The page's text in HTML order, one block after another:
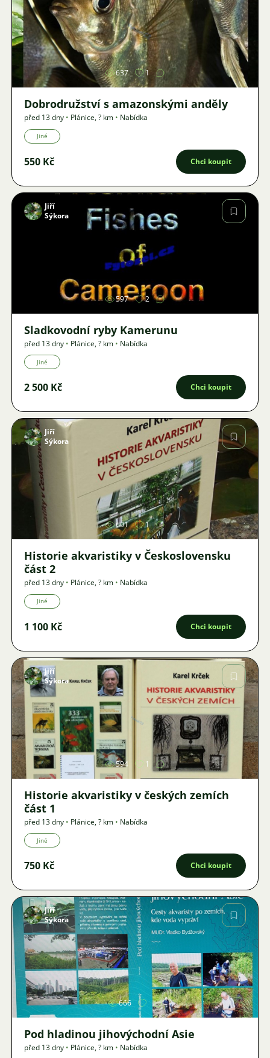
Obrázek
637 1
Dobrodružství s amazonskými anděly
před 13 dny • Plánice,? km • Nabídka
Jiné
550 Kč Chci koupit
Obrázek
Jiří
Sýkora
597 2
Sladkovodní ryby Kamerunu
před 13 dny • Plánice,? km • Nabídka
Jiné
2 500 Kč Chci koupit
Obrázek
Jiří
Sýkora
601 1
Historie akvaristiky v Československu
část 2
před 13 dny • Plánice,? km • Nabídka
Jiné
1 100 Kč Chci koupit
Obrázek
Jiří
Sýkora
594 1
Historie akvaristiky v českých zemích
část 1
před 13 dny • Plánice,? km • Nabídka
Jiné
750 Kč Chci koupit
Obrázek
Jiří
Sýkora
666
Pod hladinou jihovýchodní Asie
před 13 dny • Plánice,? km • Nabídka